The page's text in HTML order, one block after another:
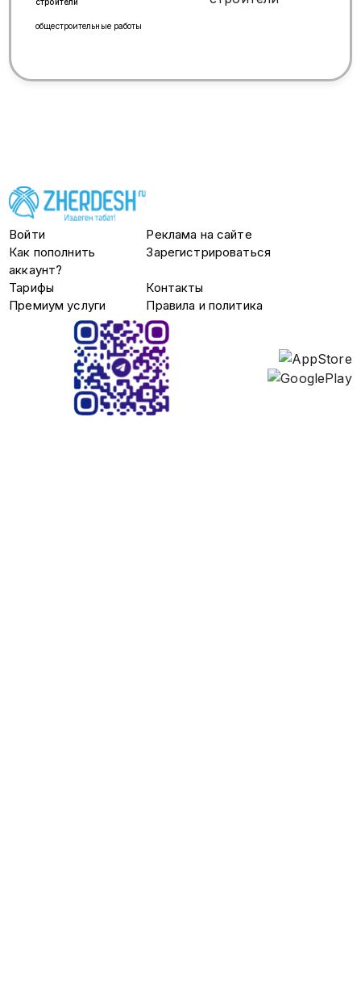
общестроительные работы
Войти
Реклама на сайте
Как пополнить
аккаунт?
Зарегистрироваться
Тарифы
Контакты
Премиум услуги
Правила и политика